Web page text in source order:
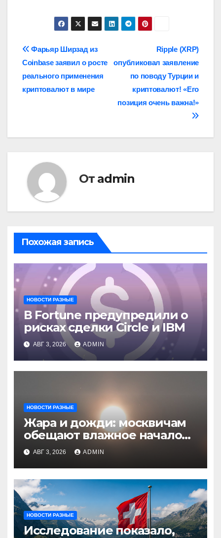
Навигация
по
записям
Ripple (XRP)
опубликовал заявление
по поводу Турции и
криптовалют! «Его
позиция очень важна!»
Фарьяр Ширзад из
Coinbase заявил о росте
реального применения
криптовалют в мире
От admin
Похожая запись
НОВОСТИ РАЗНЫЕ
В Fortune предупредили о
рисках сделки Circle и IBM
АВГ 3, 2026 ADMIN
НОВОСТИ РАЗНЫЕ
Жара и дожди: москвичам
обещают влажное начало
августа
АВГ 3, 2026 ADMIN
НОВОСТИ РАЗНЫЕ
Исследование показало,